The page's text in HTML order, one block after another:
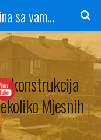
Radio Gradačac - 56 godina sa vama...
Mjesnih